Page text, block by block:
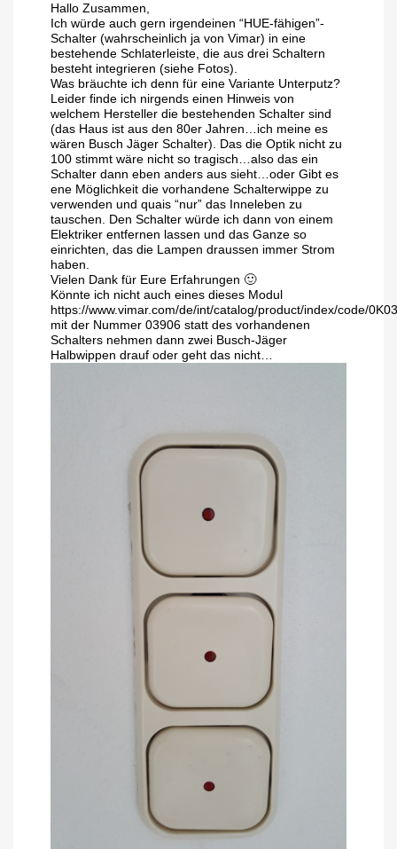
Hallo Zusammen,
Ich würde auch gern irgendeinen “HUE-fähigen”-
Schalter (wahrscheinlich ja von Vimar) in eine
bestehende Schlaterleiste, die aus drei Schaltern
besteht integrieren (siehe Fotos).
Was bräuchte ich denn für eine Variante Unterputz?
Leider finde ich nirgends einen Hinweis von
welchem Hersteller die bestehenden Schalter sind
(das Haus ist aus den 80er Jahren…ich meine es
wären Busch Jäger Schalter). Das die Optik nicht zu
100 stimmt wäre nicht so tragisch…also das ein
Schalter dann eben anders aus sieht…oder Gibt es
ene Möglichkeit die vorhandene Schalterwippe zu
verwenden und quais “nur” das Inneleben zu
tauschen. Den Schalter würde ich dann von einem
Elektriker entfernen lassen und das Ganze so
einrichten, das die Lampen draussen immer Strom
haben.
Vielen Dank für Eure Erfahrungen 🙂
Könnte ich nicht auch eines dieses Modul
https://www.vimar.com/de/int/catalog/product/index/code/
mit der Nummer 03906 statt des vorhandenen
Schalters nehmen dann zwei Busch-Jäger
Halbwippen drauf oder geht das nicht…